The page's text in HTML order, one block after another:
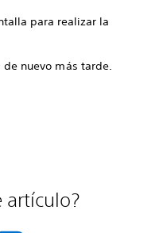
para realizar la
nuevo más tarde.
artículo?